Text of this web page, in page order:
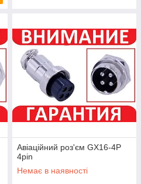
Авіаційний роз'єм GX16-4P
4pin
Немає в наявності